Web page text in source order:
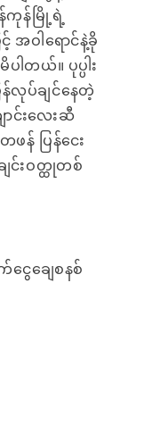
န်ကုန်မြို့ရဲ့
ဝါရောင်နဲ့ခို
တယ်။ ပုပ္ပါး
လုပ်ချင်နေတဲ့
င်းလေးဆီ
န် ပြန်ငေး
င်းဝတ္ထုတစ်
ေချေစနစ်